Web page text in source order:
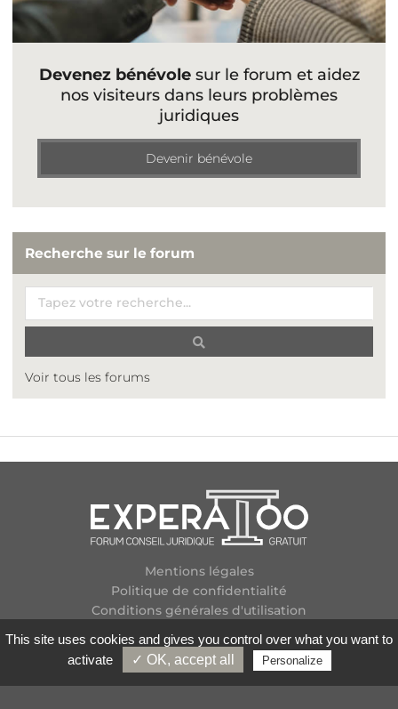
Devenez bénévolesur le forum et aidez
nos visiteurs dans leurs problèmes
juridiques
Devenir bénévole
Recherche sur le forum
Voir tous les forums
Mentions légales
Politique de confidentialité
Conditions générales d'utilisation
Contactez-nous
Flux RSS
Copyright
2026 Experatoo.com - Tous droits réservés
This site uses cookies and gives you control over what you want to
activate
✓ OK, accept all Personalize